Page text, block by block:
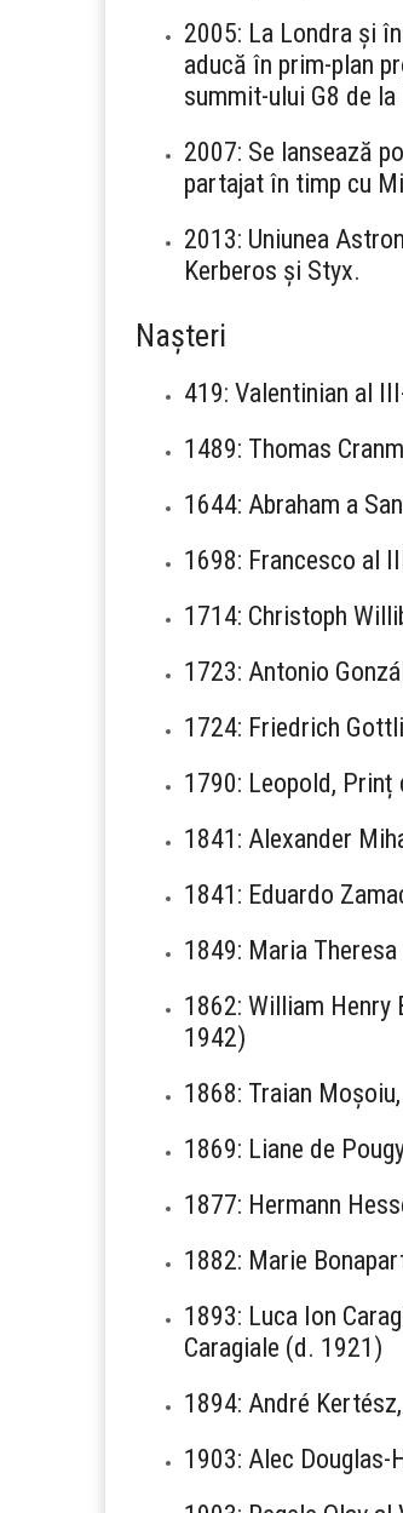
2005: La Londra și
aducă în prim-plan
summit-ului G8 de la
2007: Se lansează
partajat în timp cu
2013: Uniunea
Kerberos și Styx.
Nașteri
419: Valentinian al
1489: Thomas
1644: Abraham a
1698: Francesco al
1714: Christoph
1723: Antonio
1724: Friedrich
1790: Leopold, Prinț
1841: Alexander
1841: Eduardo
1849: Maria
1862: William Henry
1942)
1868: Traian
1869: Liane de
1877: Hermann
1882: Marie
1893: Luca Ion
Caragiale (d. 1921)
1894: André
1903: Alec